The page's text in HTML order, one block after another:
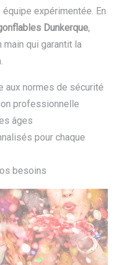
expérimentée. En
Dunkerque,
qui garantit la
aux normes de sécurité
professionnelle
âges
pour chaque
besoins